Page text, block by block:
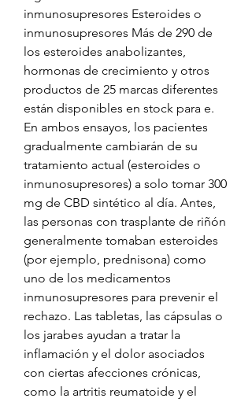
inmunosupresores Esteroides o
inmunosupresores Más de 290 de
los esteroides anabolizantes,
hormonas de crecimiento y otros
productos de 25 marcas diferentes
están disponibles en stock para e.
En ambos ensayos, los pacientes
gradualmente cambiarán de su
tratamiento actual (esteroides o
inmunosupresores) a solo tomar 300
mg de CBD sintético al día. Antes,
las personas con trasplante de riñón
generalmente tomaban esteroides
(por ejemplo, prednisona) como
uno de los medicamentos
inmunosupresores para prevenir el
rechazo. Las tabletas, las cápsulas o
los jarabes ayudan a tratar la
inflamación y el dolor asociados
con ciertas afecciones crónicas,
como la artritis reumatoide y el